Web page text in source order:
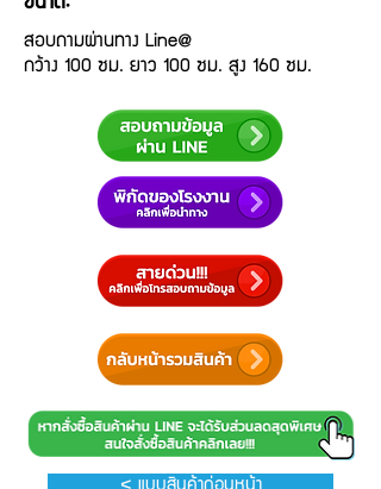
ขนาด:
สอบถามผ่านทาง Line@
กว้าง 100 ซม. ยาว 100 ซม. สูง 160 ซม.